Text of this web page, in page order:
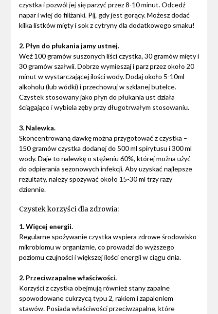
czystka i pozwól jej się parzyć przez 8-10 minut. Odcedź
napar i wlej do filiżanki. Pij, gdy jest gorący. Możesz dodać
kilka listków mięty i sok z cytryny dla dodatkowego smaku!
2. Płyn do płukania jamy ustnej.
Weź 100 gramów suszonych liści czystka, 30 gramów mięty i
30 gramów szałwii. Dobrze wymieszaj i parz przez około 20
minut w wystarczającej ilości wody. Dodaj około 5-10ml
alkoholu (lub wódki) i przechowuj w szklanej butelce.
Czystek stosowany jako płyn do płukania ust działa
ściągająco i wybiela zęby przy długotrwałym stosowaniu.
3. Nalewka.
Skoncentrowaną dawkę można przygotować z czystka –
150 gramów czystka dodanej do 500 ml spirytusu i 300 ml
wody. Daje to nalewkę o stężeniu 60%, której można użyć
do odpierania sezonowych infekcji. Aby uzyskać najlepsze
rezultaty, należy spożywać około 15-30 ml trzy razy
dziennie.
Czystek korzyści dla zdrowia:
1. Więcej energii.
Regularne spożywanie czystka wspiera zdrowe środowisko
mikrobiomu w organizmie, co prowadzi do wyższego
poziomu czujności i większej ilości energii w ciągu dnia.
2. Przeciwzapalne właściwości.
Korzyści z czystka obejmują również stany zapalne
spowodowane cukrzycą typu 2, rakiem i zapaleniem
stawów. Posiada właściwości przeciwzapalne, które